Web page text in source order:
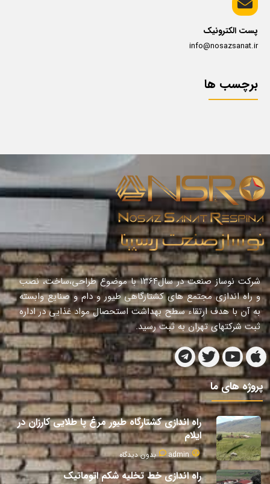
پست الکترونیک
info@nosazsanat.ir
برچسب ها
شرکت نوساز صنعت در سال١٣٦٤ با موضوع طراحی،ساخت، نصب
و راه اندازی مجتمع های کشتارگاهی طیور و دام و صنایع وابسته
به آن با هدف ارتقاء سطح بهداشت استحصال مواد غذایی در اداره
ثبت شرکتهای تهران به ثبت رسید.
پروژه های ما
راه اندازی کشتارگاه طیور مرغ پا طلایی کارزان در
ایلام
admin بدون دیدگاه
راه اندازی خط تخلیه شکم اتوماتیک